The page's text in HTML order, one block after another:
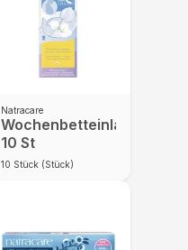
Natracare
Wochenbetteinlagen
10 St
10 Stück (Stück)